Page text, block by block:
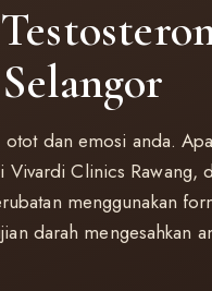
dan emosi anda.
Vivardi Clinics Rawang,
menggunakan
darah mengesahkan